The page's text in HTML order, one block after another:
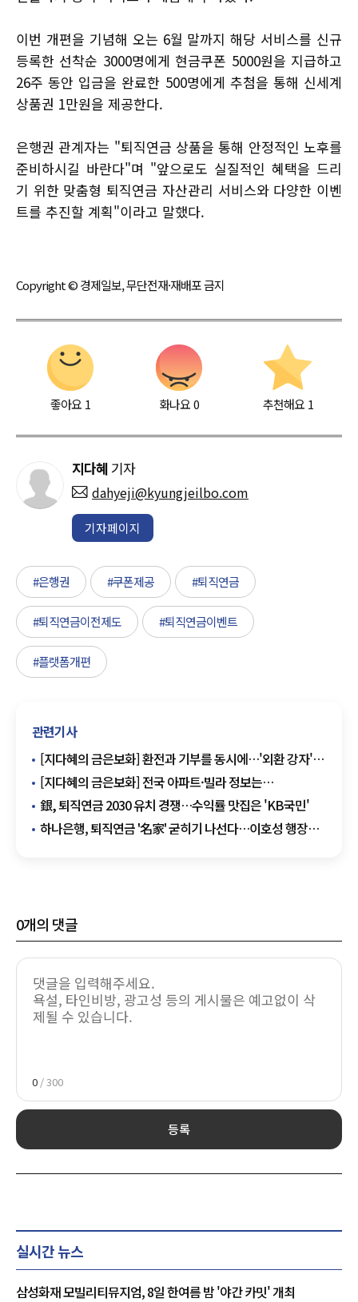
이번 개편을 기념해 오는 6월 말까지 해당 서비스를 신규
등록한 선착순 3000명에게 현금쿠폰 5000원을 지급하고
26주 동안 입금을 완료한 500명에게 추첨을 통해 신세계
상품권 1만원을 제공한다.
은행권 관계자는 "퇴직연금 상품을 통해 안정적인 노후를
준비하시길 바란다"며 "앞으로도 실질적인 혜택을 드리
기 위한 맞춤형 퇴직연금 자산관리 서비스와 다양한 이벤
트를 추진할 계획"이라고 말했다.
Copyright © 경제일보, 무단전재·재배포 금지
좋아요 1 화나요0 추천해요 1
지다혜 기자
dahyeji@kyungjeilbo.com
기자페이지
#은행권 #쿠폰제공 #퇴직연금
#퇴직연금이전제도 #퇴직연금이벤트
#플랫폼개편
관련기사
[지다혜의 금은보화] 환전과 기부를 동시에…'외환 강자'
농협銀, 산불 피해 지원 이벤트
[지다혜의 금은보화] 전국 아파트·빌라 정보는
'KB부동산'에서 한 번에
銀, 퇴직연금 2030 유치 경쟁…수익률 맛집은 'KB국민'
하나은행, 퇴직연금 '名家' 굳히기 나선다…이호성 행장
0개의 댓글
0 / 300
등록
실시간 뉴스
삼성화재 모빌리티뮤지엄, 8일 한여름 밤 '야간 카밋' 개최